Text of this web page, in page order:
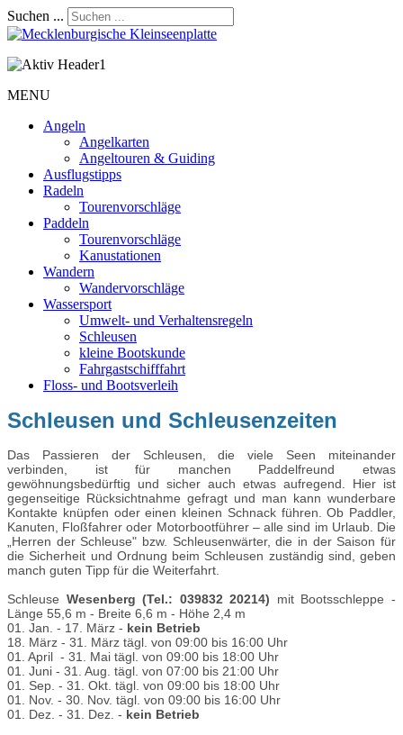
Suchen ...
MENU
Angeln
Angelkarten
Angeltouren & Guiding
Ausflugstipps
Radeln
Tourenvorschläge
Paddeln
Tourenvorschläge
Kanustationen
Wandern
Wandervorschläge
Wassersport
Umwelt- und Verhaltensregeln
Schleusen
kleine Bootskunde
Fahrgastschifffahrt
Floss- und Bootsverleih
Schleusen und Schleusenzeiten
Das Passieren der Schleusen, die viele Seen miteinander
verbinden, ist für manchen Paddelfreund etwas
gewöhnungsbedürftig und sicher auch etwas aufregend. Hier ist
gegenseitige Rücksichtnahme gefragt und man kann wunderbare
Kontakte knüpfen oder einen kleinen Schnack führen. Ob Paddler,
Kanuten, Floßfahrer oder Motorbootführer – alle sind im Urlaub. Die
„Herren der Schleuse" bzw. Schleusenwärter, die in der Saison für
die Sicherheit und Ordnung beim Schleusen zuständig sind, geben
manch guten Tipp für die Weiterfahrt.
Schleuse Wesenberg (Tel.: 039832 20214) mit Bootsschleppe -
Länge 55,6 m - Breite 6,6 m - Höhe 2,4 m
01. Jan. - 17. März - kein Betrieb
18. März - 31. März tägl. von 09:00 bis 16:00 Uhr
01. April - 31. Mai tägl. von 09:00 bis 18:00 Uhr
01. Juni - 31. Aug. tägl. von 07:00 bis 21:00 Uhr
01. Sep. - 31. Okt. tägl. von 09:00 bis 18:00 Uhr
01. Nov. - 30. Nov. tägl. von 09:00 bis 16:00 Uhr
01. Dez. - 31. Dez. - kein Betrieb